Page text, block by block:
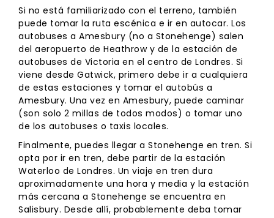
Si no está familiarizado con el terreno, también
puede tomar la ruta escénica e ir en autocar. Los
autobuses a Amesbury (no a Stonehenge) salen
del aeropuerto de Heathrow y de la estación de
autobuses de Victoria en el centro de Londres. Si
viene desde Gatwick, primero debe ir a cualquiera
de estas estaciones y tomar el autobús a
Amesbury. Una vez en Amesbury, puede caminar
(son solo 2 millas de todos modos) o tomar uno
de los autobuses o taxis locales.
Finalmente, puedes llegar a Stonehenge en tren. Si
opta por ir en tren, debe partir de la estación
Waterloo de Londres. Un viaje en tren dura
aproximadamente una hora y media y la estación
más cercana a Stonehenge se encuentra en
Salisbury. Desde allí, probablemente deba tomar